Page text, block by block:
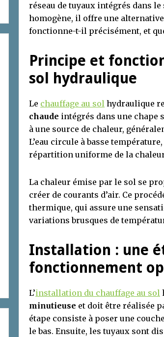
réseau de tuyaux intégrés dans
homogène, il offre une
fonctionne-t-il précisément, et
Principe et
sol hydraulique
Le chauffage au sol hydraulique
chaude intégrés dans une chape
à une source de chaleur,
L’eau circule à basse
répartition uniforme de la
La chaleur émise par le sol se
créer de courants d’air. Ce
thermique, qui assure une
variations brusques de
Installation : une
fonctionnement
L’installation du chauffage au sol
minutieuse et doit être réalisée
étape consiste à poser une
le bas. Ensuite, les tuyaux sont